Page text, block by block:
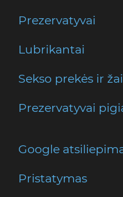
Prezervatyvai
Lubrikantai
Sekso prekės ir
Prezervatyvai
Google
Pristatymas